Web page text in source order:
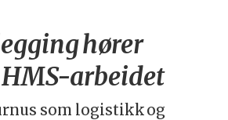
hører
arbeidet
som logistikk og